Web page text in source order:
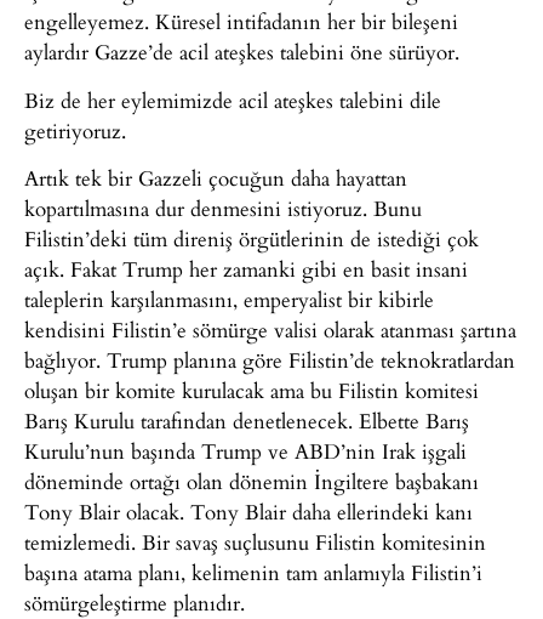
engelleyemez. Küresel intifadanın her bir bileşeni
aylardır Gazze’de acil ateşkes talebini öne sürüyor.
Biz de her eylemimizde acil ateşkes talebini dile
getiriyoruz.
Artık tek bir Gazzeli çocuğun daha hayattan
kopartılmasına dur denmesini istiyoruz. Bunu
Filistin’deki tüm direniş örgütlerinin de istediği çok
açık. Fakat Trump her zamanki gibi en basit insani
taleplerin karşılanmasını, emperyalist bir kibirle
kendisini Filistin’e sömürge valisi olarak atanması şartına
bağlıyor. Trump planına göre Filistin’de teknokratlardan
oluşan bir komite kurulacak ama bu Filistin komitesi
Barış Kurulu tarafından denetlenecek. Elbette Barış
Kurulu’nun başında Trump ve ABD’nin Irak işgali
döneminde ortağı olan dönemin İngiltere başbakanı
Tony Blair olacak. Tony Blair daha ellerindeki kanı
temizlemedi. Bir savaş suçlusunu Filistin komitesinin
başına atama planı, kelimenin tam anlamıyla Filistin’i
sömürgeleştirme planıdır.